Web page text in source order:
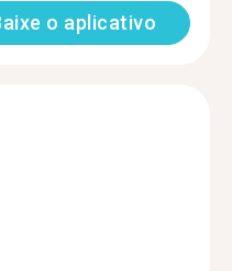
o aplicativo